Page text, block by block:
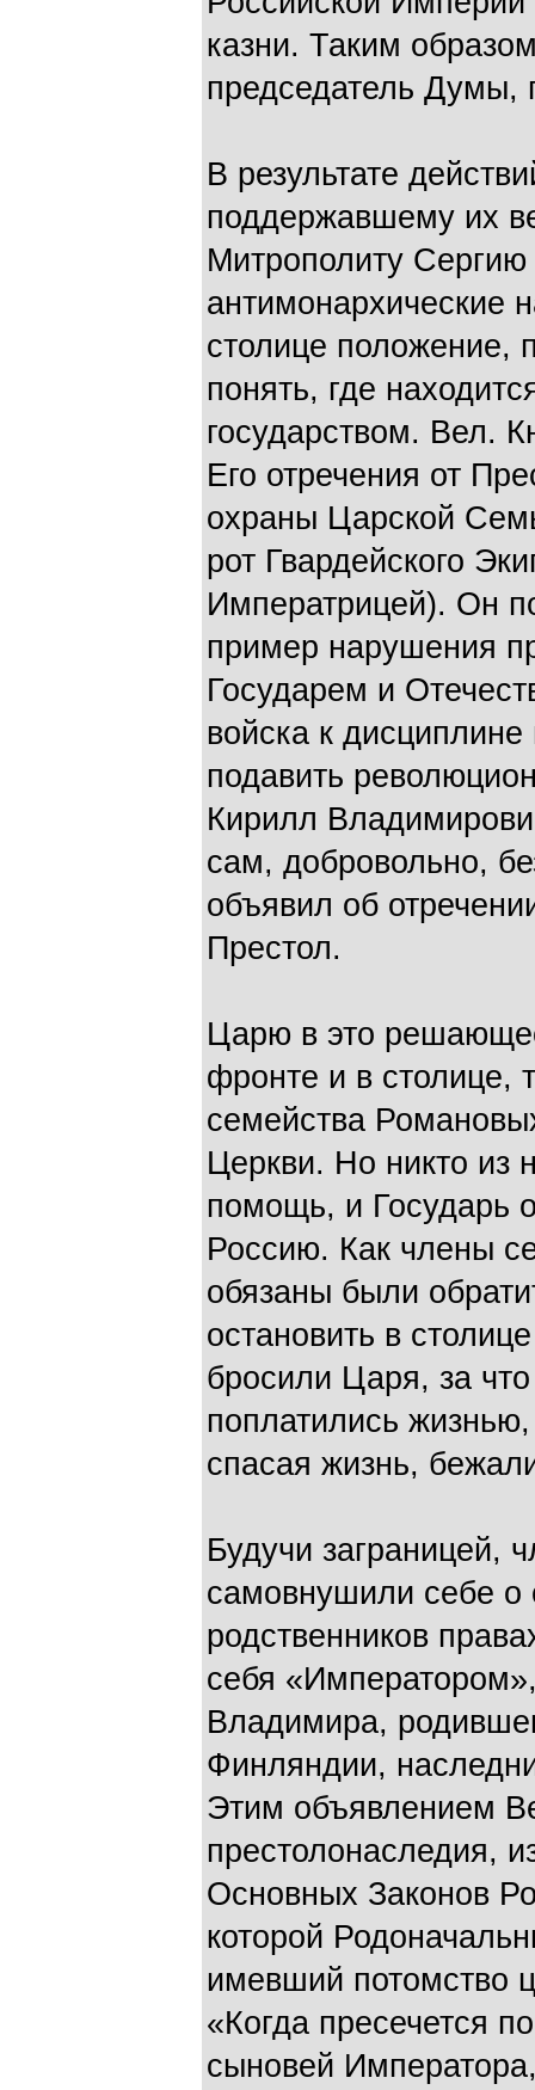
казни. Таким
председатель Думы,
В результате
поддержавшему их
Митрополиту
антимонархические
столице положение,
понять, где
государством. Вел.
Его отречения от
охраны Царской
рот Гвардейского
Императрицей). Он
пример нарушения
Государем и
войска к
подавить
Кирилл
сам, добровольно,
объявил об
Престол.
Царю в это
фронте и в столице,
семейства
Церкви. Но никто из
помощь, и Государь
Россию. Как члены
обязаны были
остановить в
бросили Царя, за
поплатились
спасая жизнь,
Будучи заграницей,
самовнушили себе о
родственников
себя
Владимира,
Финляндии,
Этим объявлением
престолонаследия,
Основных Законов
которой
имевший потомство
«Когда пресечется
сыновей